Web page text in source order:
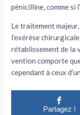
pénicilline, comme si
Le traitement
l’exérèse
rétablissement de la
vention comporte
cependant à ceux
Partagez !